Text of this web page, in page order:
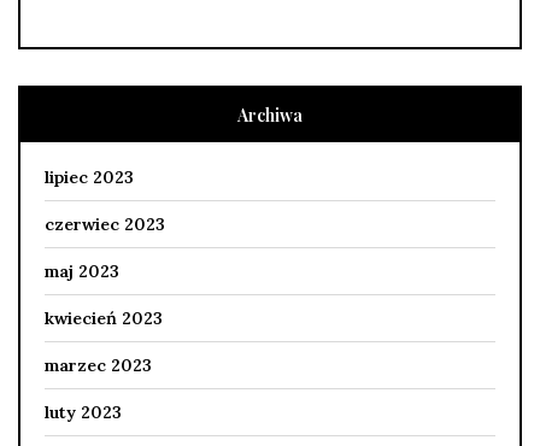
Archiwa
lipiec 2023
czerwiec 2023
maj 2023
kwiecień 2023
marzec 2023
luty 2023